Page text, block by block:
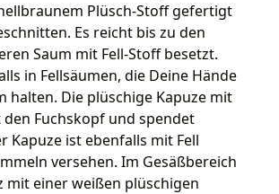
Plüsch-Stoff gefertigt
Es reicht bis zu den
Saum mit Fell-Stoff besetzt.
in Fellsäumen, die Deine Hände
halten. Die plüschige Kapuze mit
Fuchskopf und spendet
Kapuze ist ebenfalls mit Fell
versehen. Im Gesäßbereich
mit einer weißen plüschigen